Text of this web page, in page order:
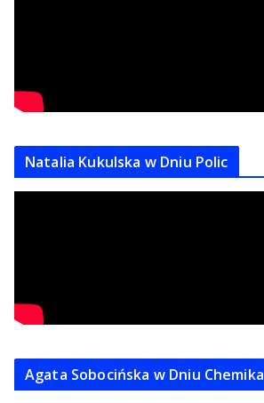
Natalia Kukulska w Dniu Polic
Agata Sobocińska w Dniu Chemika